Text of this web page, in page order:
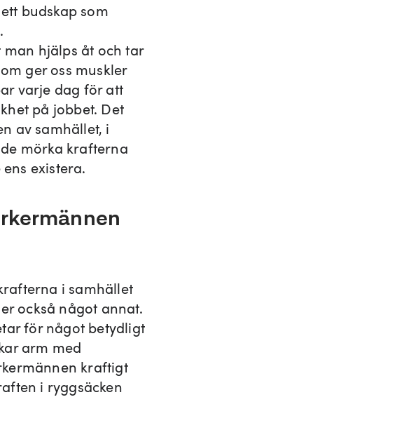
budskap som
hjälps åt och tar
ger oss muskler
varje dag för att
på jobbet. Det
av samhället, i
mörka krafterna
existera.
i samhället
också något annat.
för något betydligt
arm med
kraftigt
i ryggsäcken